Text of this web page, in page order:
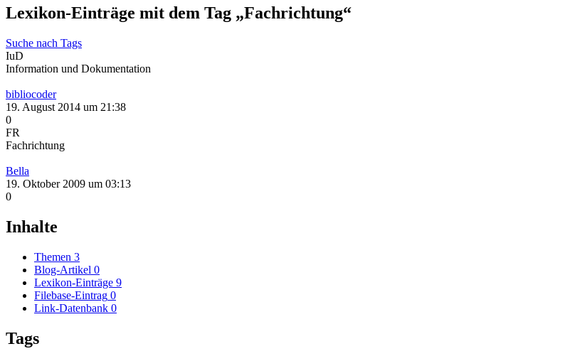
Lexikon-Einträge mit dem Tag „Fachrichtung“
Suche nach Tags
IuD
Information und Dokumentation
bibliocoder
19. August 2014 um 21:38
0
FR
Fachrichtung
Bella
19. Oktober 2009 um 03:13
0
Inhalte
Themen 3
Blog-Artikel 0
Lexikon-Einträge 9
Filebase-Eintrag 0
Link-Datenbank 0
Tags